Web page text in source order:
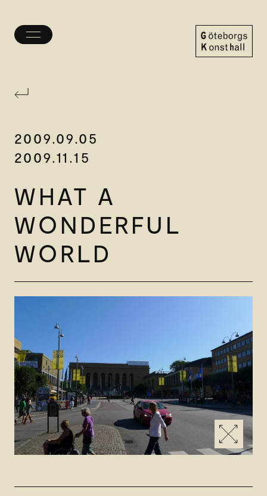
Öppna/stäng
2009.09.05
2009.11.15
WHAT A
WONDERFUL
WORLD